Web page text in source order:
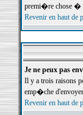
premi�re chose �
Revenir en haut de
Je ne peux pas
Il y a trois raisons
emp�che
Revenir en haut de